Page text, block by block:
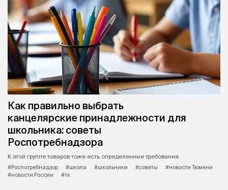
Как правильно выбрать
канцелярские принадлежности для
школьника: советы
Роспотребнадзора
К этой группе товаров тоже есть определенные требования.
#Роспотребнадзор
#школа #школьники #советы
#новости Тюмени
#новости России
#тк